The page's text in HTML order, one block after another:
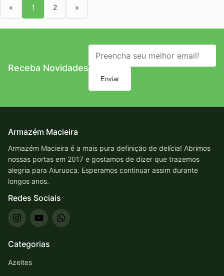
« 1 2 »
Receba Novidades
Enviar
Armazém Macieira
Armazém Macieira é a mais pura definição de delícia! Abrimos
nossas portas em 2017 e gostamos de dizer que trazemos
alegria para Aiuruoca. Esperamos continuar assim durante
longos anos.
Redes Sociais
Categorias
Azeites